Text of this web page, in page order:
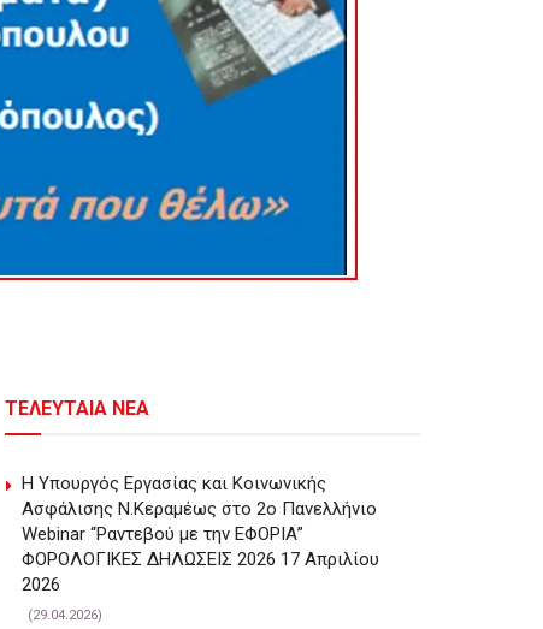
ΤΕΛΕΥΤΑΙΑ ΝΕΑ
Η Υπουργός Εργασίας και Κοινωνικής
Ασφάλισης Ν.Κεραμέως στο 2o Πανελλήνιο
Webinar “Ραντεβού με την ΕΦΟΡΙΑ”
ΦΟΡΟΛΟΓΙΚΕΣ ΔΗΛΩΣΕΙΣ 2026 17 Απριλίου
2026
(29.04.2026)